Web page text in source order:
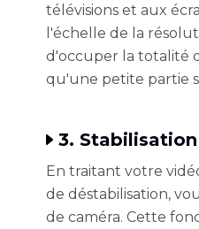
télévisions et aux
l'échelle de la
d'occuper la totalité
qu'une petite partie
3. Stabilisation
En traitant votre
de déstabilisation,
de caméra. Cette